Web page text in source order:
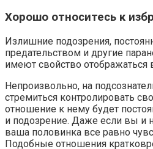
Хорошо относитесь к
Излишние подозрения,
предательством и другие
имеют свойство отображаться
Непроизвольно, на
стремиться контролировать
отношение к нему будет
и подозрение. Даже если вы и
ваша половинка все равно
Подобные отношения